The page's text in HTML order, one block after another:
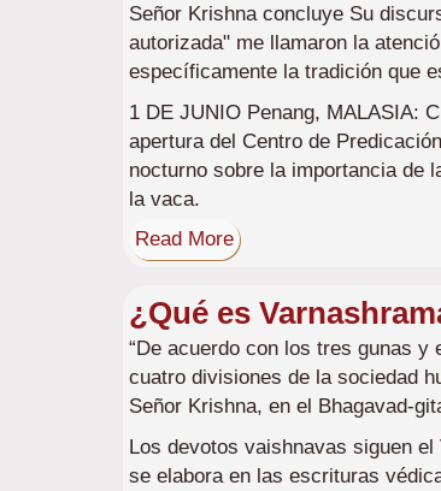
Señor Krishna concluye Su
autorizada" me llamaron la
específicamente la tradición que
1 DE JUNIO Penang, MALASIA:
apertura del Centro de
nocturno sobre la importancia de
la vaca.
Read More
¿Qué es
“De acuerdo con los tres gunas
cuatro divisiones de la sociedad
Señor Krishna, en el Bhagavad-
Los devotos vaishnavas siguen
se elabora en las escrituras